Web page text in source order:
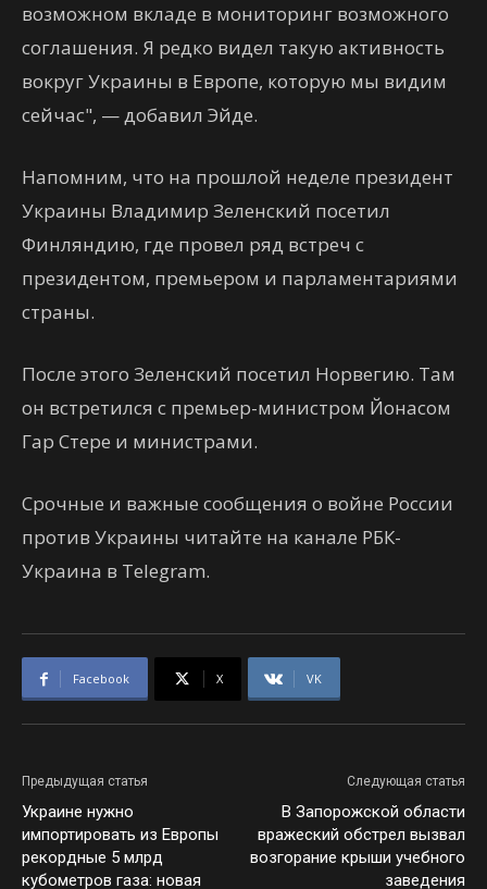
возможном вкладе в мониторинг возможного
соглашения. Я редко видел такую активность
вокруг Украины в Европе, которую мы видим
сейчас", — добавил Эйде.
Напомним, что на прошлой неделе президент
Украины Владимир Зеленский посетил
Финляндию, где провел ряд встреч с
президентом, премьером и парламентариями
страны.
После этого Зеленский посетил Норвегию. Там
он встретился с премьер-министром Йонасом
Гар Стере и министрами.
Срочные и важные сообщения о войне России
против Украины читайте на канале РБК-
Украина в Telegram.
Facebook X VK
Предыдущая статья
Украине нужно
импортировать из Европы
рекордные 5 млрд
кубометров газа: новая
Следующая статья
В Запорожской области
вражеский обстрел вызвал
возгорание крыши учебного
заведения